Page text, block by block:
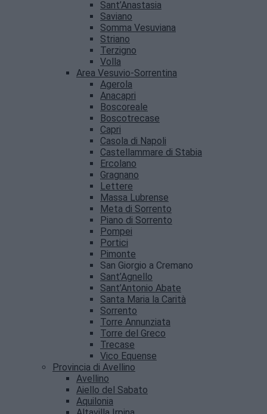
Sant’Anastasia
Saviano
Somma Vesuviana
Striano
Terzigno
Volla
Area Vesuvio-Sorrentina
Agerola
Anacapri
Boscoreale
Boscotrecase
Capri
Casola di Napoli
Castellammare di Stabia
Ercolano
Gragnano
Lettere
Massa Lubrense
Meta di Sorrento
Piano di Sorrento
Pompei
Portici
Pimonte
San Giorgio a Cremano
Sant’Agnello
Sant’Antonio Abate
Santa Maria la Carità
Sorrento
Torre Annunziata
Torre del Greco
Trecase
Vico Equense
Provincia di Avellino
Avellino
Aiello del Sabato
Aquilonia